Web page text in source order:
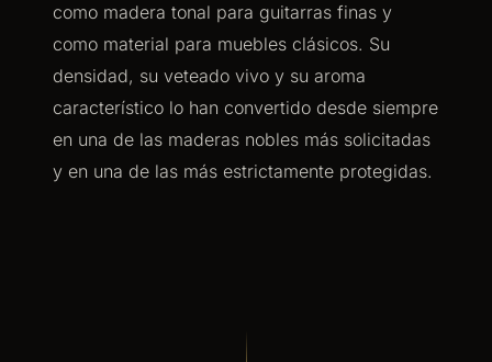
como madera tonal para guitarras finas y
como material para muebles clásicos. Su
densidad, su veteado vivo y su aroma
característico lo han convertido desde siempre
en una de las maderas nobles más solicitadas
y en una de las más estrictamente protegidas.